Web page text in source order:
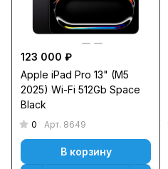
123 000 ₽
Apple iPad Pro 13" (M5
2025) Wi-Fi 512Gb Space
Black
0 Арт. 8649
В корзину